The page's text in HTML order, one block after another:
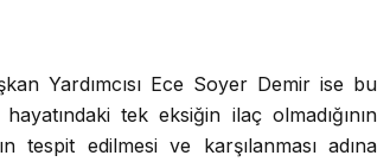
Yardımcısı Ece Soyer Demir ise bu
hayatındakitek eksiğin ilaç olmadığının
tespit edilmesi ve karşılanması adına